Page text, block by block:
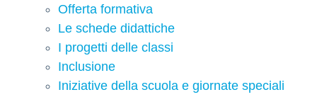
Offerta formativa
Le schede didattiche
I progetti delle classi
Inclusione
Iniziative della scuola e giornate speciali